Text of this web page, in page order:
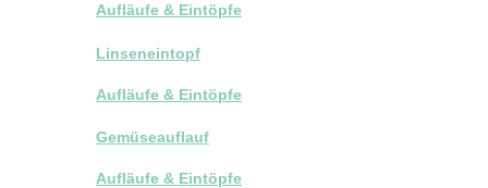
Aufläufe & Eintöpfe
Linseneintopf
Aufläufe & Eintöpfe
Gemüseauflauf
Aufläufe & Eintöpfe